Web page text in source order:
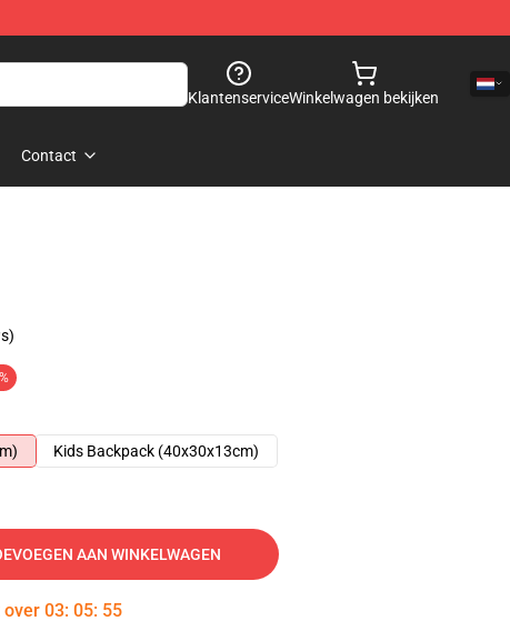
KlantenserviceWinkelwagen bekijken
Contact
Kids Backpack (40x30x13cm)
AAN WINKELWAGEN
over 03: 05: 54